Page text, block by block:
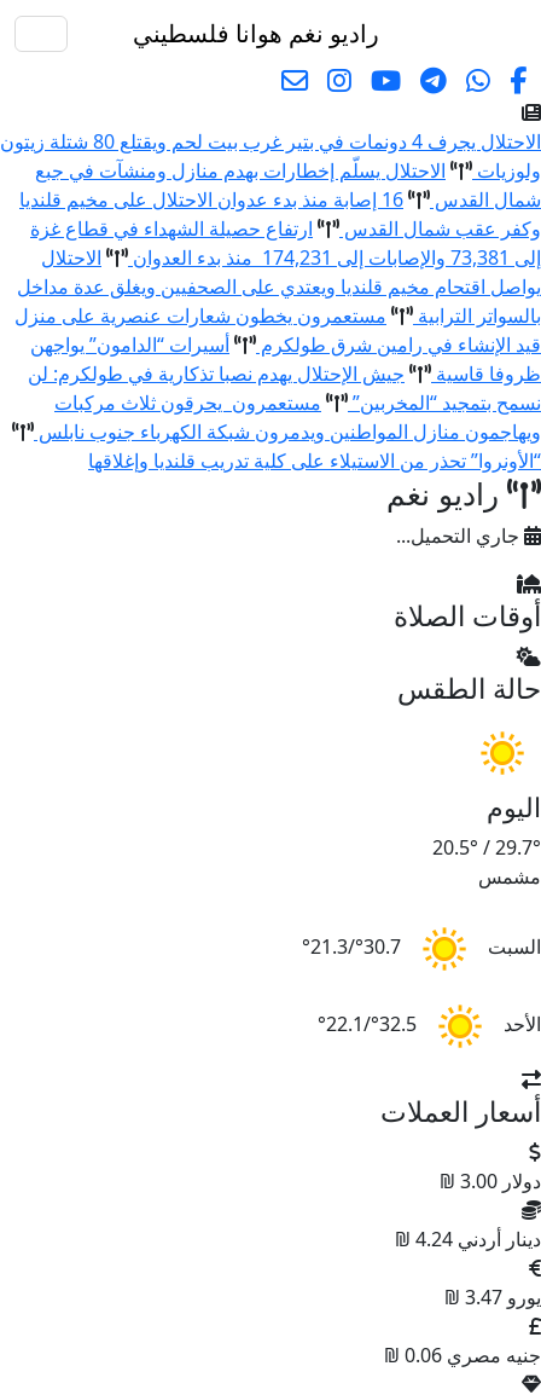
راديو نغم هوانا فلسطيني
الاحتلال يجرف 4 دونمات في بتير غرب بيت لحم ويقتلع 80 شتلة زيتون
ولوزيات
الاحتلال يسلّم إخطارات بهدم منازل ومنشآت في جبع
شمال القدس
16 إصابة منذ بدء عدوان الاحتلال على مخيم قلنديا
وكفر عقب شمال القدس
ارتفاع حصيلة الشهداء في قطاع غزة
إلى 73,381 والإصابات إلى 174,231 منذ بدء العدوان
الاحتلال
يواصل اقتحام مخيم قلنديا ويعتدي على الصحفيين ويغلق عدة مداخل
بالسواتر الترابية
مستعمرون يخطون شعارات عنصرية على منزل
قيد الإنشاء في رامين شرق طولكرم
أسيرات “الدامون” يواجهن
ظروفا قاسية
جيش الإحتلال يهدم نصبا تذكارية في طولكرم: لن
نسمح بتمجيد “المخربين”
مستعمرون يحرقون ثلاث مركبات
ويهاجمون منازل المواطنين ويدمرون شبكة الكهرباء جنوب نابلس
“الأونروا” تحذر من الاستيلاء على كلية تدريب قلنديا وإغلاقها
راديو نغم
جاري التحميل...
أوقات الصلاة
حالة الطقس
اليوم
29.7°
/
20.5°
مشمس
السبت 30.7°/21.3°
الأحد 32.5°/22.1°
أسعار العملات
دولار 3.00 ₪
دينار أردني 4.24 ₪
يورو 3.47 ₪
جنيه مصري 0.06 ₪